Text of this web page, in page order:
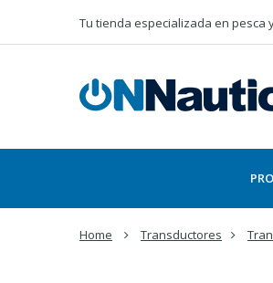
Tu tienda especializada en pesca
Home Transductores